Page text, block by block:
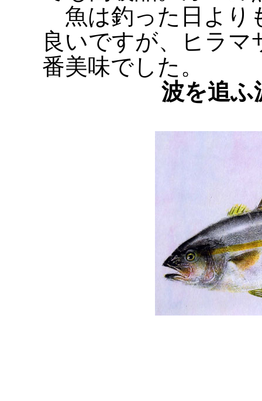
魚は釣った日より
良いですが、ヒラマ
番美味でした。
波を追